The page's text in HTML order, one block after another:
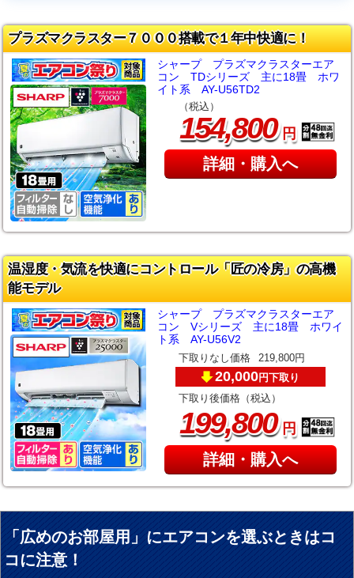
プラズマクラスター７０００搭載で１年中快適に！
シャープ プラズマクラスターエア
コン TDシリーズ 主に18畳 ホワ
イト系 AY-U56TD2
（税込）
154,800円
詳細・購入へ
温湿度・気流を快適にコントロール「匠の冷房」の高機
能モデル
シャープ プラズマクラスターエア
コン Vシリーズ 主に18畳 ホワイ
ト系 AY-U56V2
下取りなし価格 219,800円
20,000円下取り
下取り後価格（税込）
199,800円
詳細・購入へ
「広めのお部屋用」にエアコンを選ぶときはコ
コに注意！